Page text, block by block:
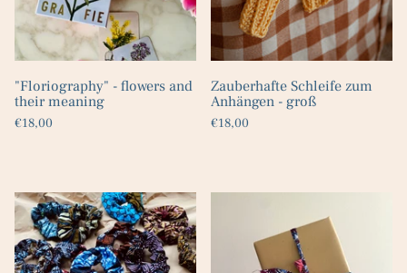
"Floriography" - flowers and
their meaning
€18,00
Zauberhafte Schleife zum
Anhängen - groß
€18,00